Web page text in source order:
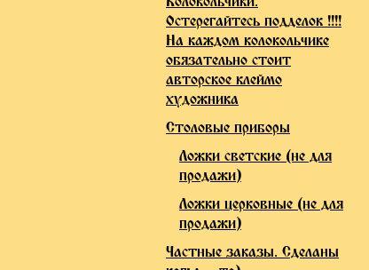
Остерегайтесь подделок !!!!
На каждом колокольчике
обязательно стоит
авторское клеймо
художника
Столовые приборы
Ложки светские (не для
продажи)
Ложки церковные (не для
продажи)
Частные заказы. Сделаны